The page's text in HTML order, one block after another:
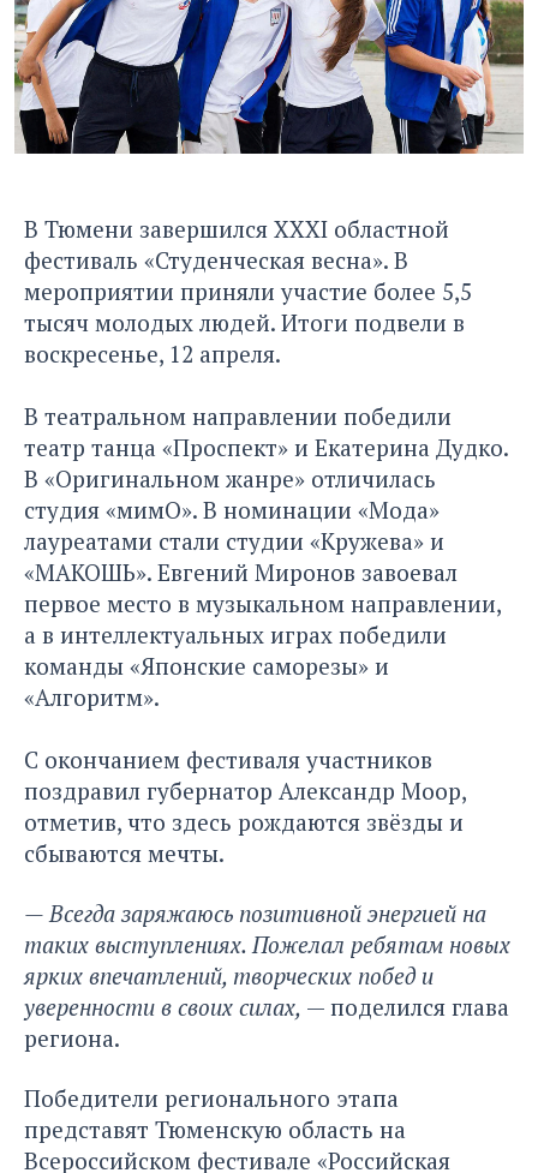
В Тюмени завершился XXXI областной
фестиваль «Студенческая весна». В
мероприятии приняли участие более 5,5
тысяч молодых людей. Итоги подвели в
воскресенье, 12 апреля.
В театральном направлении победили
театр танца «Проспект» и Екатерина Дудко.
В «Оригинальном жанре» отличилась
студия «мимО». В номинации «Мода»
лауреатами стали студии «Кружева» и
«МАКОШЬ». Евгений Миронов завоевал
первое место в музыкальном направлении,
а в интеллектуальных играх победили
команды «Японские саморезы» и
«Алгоритм».
С окончанием фестиваля участников
поздравил губернатор Александр Моор,
отметив, что здесь рождаются звёзды и
сбываются мечты.
— Всегда заряжаюсь позитивной энергией на
таких выступлениях. Пожелал ребятам новых
ярких впечатлений, творческих побед и
уверенности в своих силах, — поделился глава
региона.
Победители регионального этапа
представят Тюменскую область на
Всероссийском фестивале «Российская